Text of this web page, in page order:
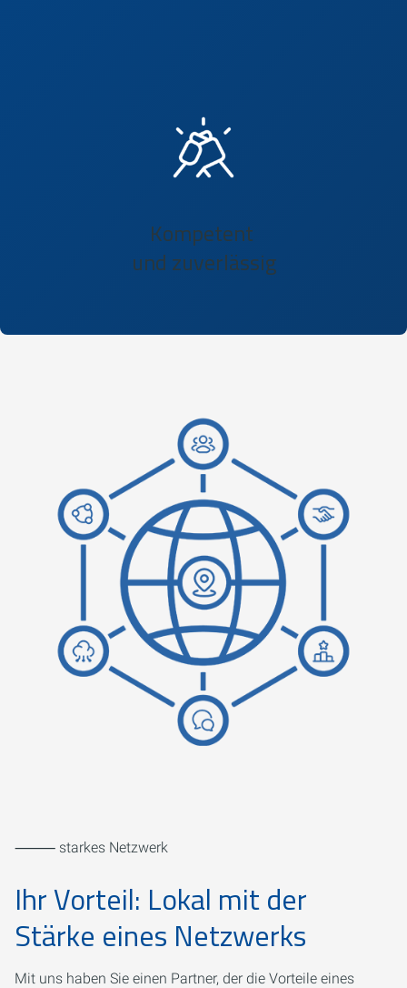
Kompetent
und zuverlässig
⸻ starkes Netzwerk
Ihr Vorteil: Lokal mit der
Stärke eines Netzwerks
Mit uns haben Sie einen Partner, der die Vorteile eines